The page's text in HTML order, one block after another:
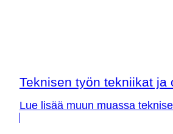
Teknisen työn tekniikat ja
Lue lisää muun muassa